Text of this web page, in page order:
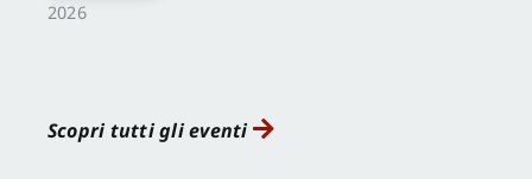
2026
Scopri tutti gli eventi